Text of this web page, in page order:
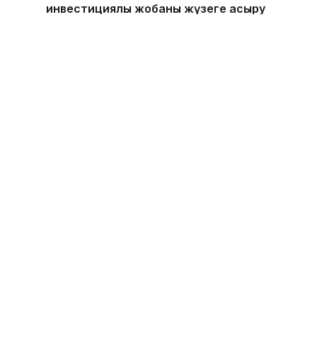
инвестициялық жобаны жүзеге асыру